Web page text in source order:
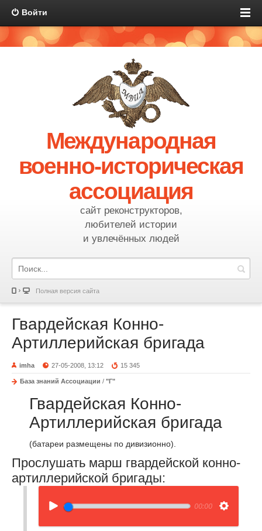
Войти
Международная
военно-историческая
ассоциация
сайт реконструкторов,
любителей истории
и увлечённых людей
Полная версия сайта
Гвардейская Конно-
Артиллерийская бригада
imha 27-05-2008, 13:12 15 345
База знаний Ассоциации / "Г"
Гвардейская Конно-
Артиллерийская бригада
(батареи размещены по дивизионно).
Прослушать марш гвардейской конно-
артиллерийской бригады:
00:00